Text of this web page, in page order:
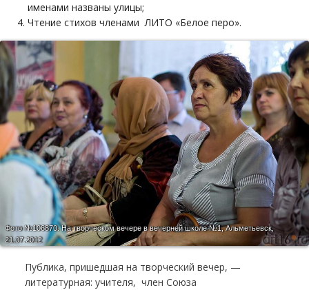
именами названы улицы;
Чтение стихов членами ЛИТО «Белое перо».
Фото №106870.На творческом вечере в вечерней школе №1, Альметьевск,
21.07.2012
Публика, пришедшая на творческий вечер, —
литературная: учителя, член Союза